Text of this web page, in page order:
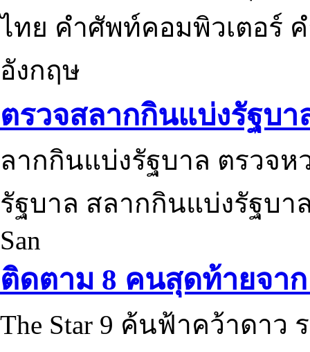
ไทย คำศัพท์คอมพิวเตอร์
อังกฤษ
ตรวจสลากกินแบ่งรัฐบา
ลากกินแบ่งรัฐบาล ตรวจ
รัฐบาล สลากกินแบ่งรัฐบา
San
ติดตาม 8 คนสุดท้ายจาก
The Star 9 ค้นฟ้าคว้าดาว